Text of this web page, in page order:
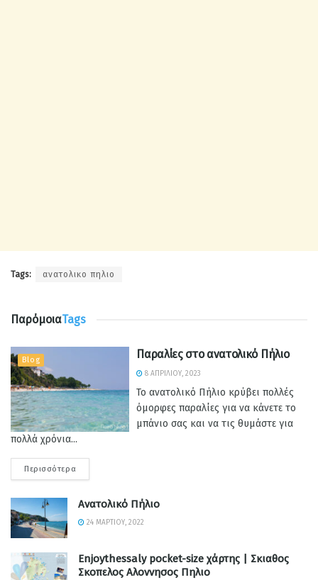
Tags: ανατολικο πηλιο
ΠαρόμοιαTags
Blog Παραλίες στο ανατολικό Πήλιο
8 ΑΠΡΙΛΊΟΥ, 2023
Το ανατολικό Πήλιο κρύβει πολλές
όμορφες παραλίες για να κάνετε το
μπάνιο σας και να τις θυμάστε για
πολλά χρόνια...
Περισσότερα
Ανατολικό Πήλιο
24 ΜΑΡΤΊΟΥ, 2022
Enjoythessaly pocket-size χάρτης | Σκιαθος
Σκοπελος Αλοννησος Πηλιο